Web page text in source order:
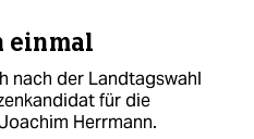
einmal
nach der Landtagswahl
für die
Herrmann.